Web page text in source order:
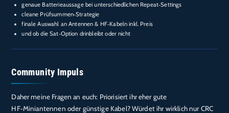
genaue Batterieaussage bei unterschiedlichen Repeat‑Settings
cleane Prüfsummen‑Strategie
finale Auswahl an Antennen & HF‑Kabeln inkl. Preis
und ob die Sat‑Option drinbleibt oder nicht
Community Impuls
Daher meine Fragen an euch: Priorisiert ihr eher gute
HF‑Miniantennen oder günstige Kabel? Würdet ihr wirklich nur CRC